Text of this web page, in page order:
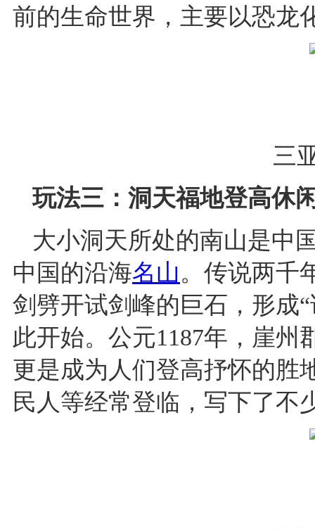
前的生命世界，主要以恐龙
三
玩法三：洞天福地登高休
大小洞天所处的南山是中
中国的沿海名山。传说两千
剑劈开试剑峰的巨石，形成
此开始。公元1187年，崖州
更是成为人们登高抒怀的胜
民人等经常登临，写下了不